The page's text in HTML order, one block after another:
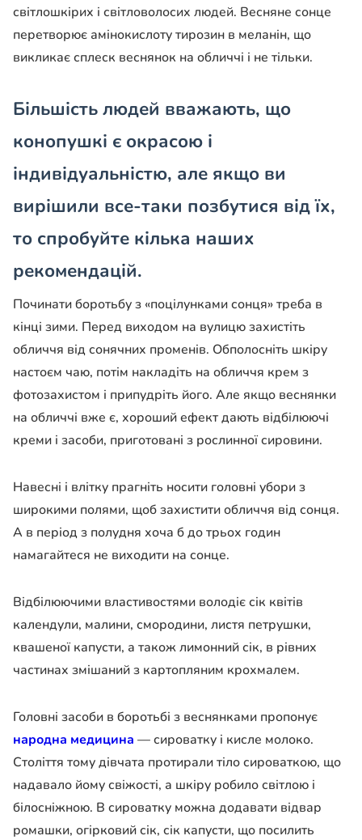
світлошкірих і світловолосих людей. Весняне сонце
перетворює амінокислоту тирозин в меланін, що
викликає сплеск веснянок на обличчі і не тільки.
Більшість людей вважають, що
конопушкі є окрасою і
індивідуальністю, але якщо ви
вирішили все-таки позбутися від їх,
то спробуйте кілька наших
рекомендацій.
Починати боротьбу з «поцілунками сонця» треба в
кінці зими. Перед виходом на вулицю захистіть
обличчя від сонячних променів. Обполосніть шкіру
настоєм чаю, потім накладіть на обличчя крем з
фотозахистом і припудріть його. Але якщо веснянки
на обличчі вже є, хороший ефект дають відбілюючі
креми і засоби, приготовані з рослинної сировини.
Навесні і влітку прагніть носити головні убори з
широкими полями, щоб захистити обличчя від сонця.
А в період з полудня хоча б до трьох годин
намагайтеся не виходити на сонце.
Відбілюючими властивостями володіє сік квітів
календули, малини, смородини, листя петрушки,
квашеної капусти, а також лимонний сік, в рівних
частинах змішаний з картопляним крохмалем.
Головні засоби в боротьбі з веснянками пропонує
народна медицина — сироватку і кисле молоко.
Століття тому дівчата протирали тіло сироваткою, що
надавало йому свіжості, а шкіру робило світлою і
білосніжною. В сироватку можна додавати відвар
ромашки, огірковий сік, сік капусти, що посилить